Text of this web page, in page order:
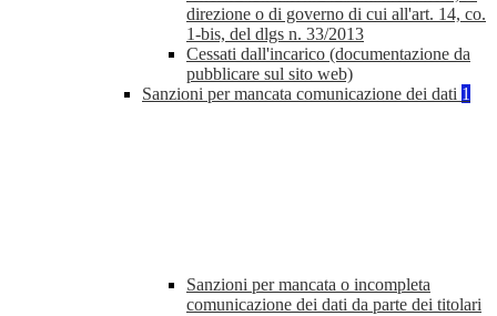
direzione o di governo di cui all'art. 14, co.
1-bis, del dlgs n. 33/2013
Cessati dall'incarico (documentazione da
pubblicare sul sito web)
Sanzioni per mancata comunicazione dei dati 1
Sanzioni per mancata o incompleta
comunicazione dei dati da parte dei titolari